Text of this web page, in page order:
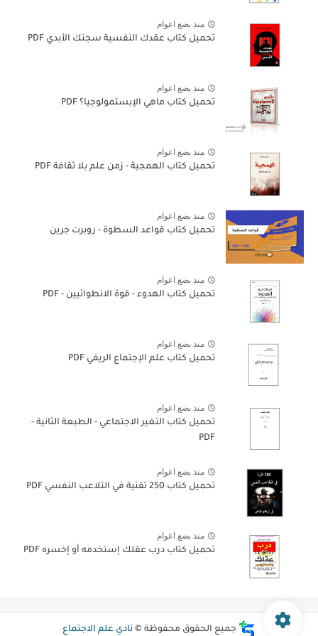
منذ بضع اعوام
تحميل كتاب عقدك النفسية سجنك الأبدي PDF
منذ بضع اعوام
تحميل كتاب ماهي الإبستمولوجيا؟ PDF
منذ بضع اعوام
تحميل كتاب الهمجية - زمن علم بلا ثقافة PDF
منذ بضع اعوام
تحميل كتاب قواعد السطوة - روبرت جرين
منذ بضع اعوام
تحميل كتاب الهدوء - قوة الانطوائيين - PDF
منذ بضع اعوام
تحميل كتاب علم الإجتماع الريفي PDF
منذ بضع اعوام
تحميل كتاب التغير الاجتماعي - الطبعة الثانية -
PDF
منذ بضع اعوام
تحميل كتاب 250 تقنية في التلاعب النفسي PDF
منذ بضع اعوام
تحميل كتاب درب عقلك إستخدمه أو إخسره PDF
جميع الحقوق محفوظة © نادي علم الاجتماع